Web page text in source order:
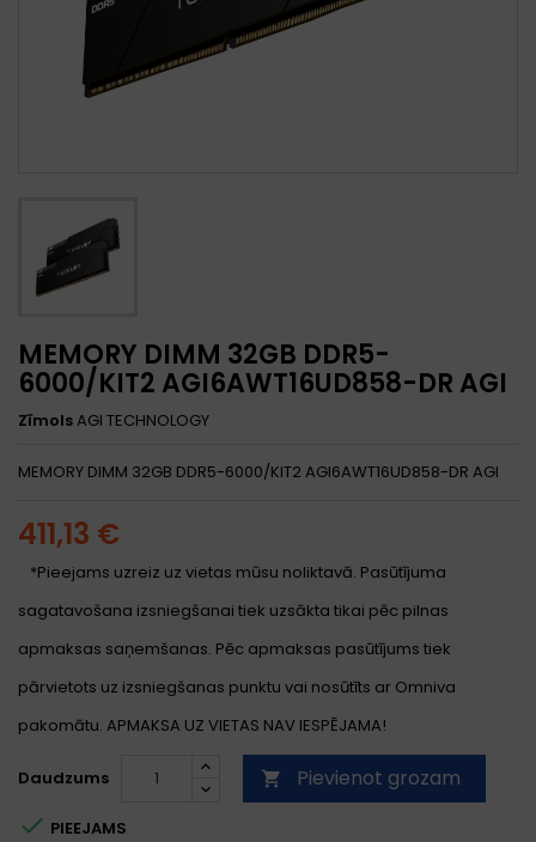
MEMORY DIMM 32GB DDR5-
6000/KIT2 AGI6AWT16UD858-DR AGI
ZīmolsAGI TECHNOLOGY
MEMORY DIMM 32GB DDR5-6000/KIT2 AGI6AWT16UD858-DR AGI
411,13 €
*Pieejams uzreiz uz vietas mūsu noliktavā. Pasūtījuma
sagatavošana izsniegšanai tiek uzsākta tikai pēc pilnas
apmaksas saņemšanas. Pēc apmaksas pasūtījums tiek
pārvietots uz izsniegšanas punktu vai nosūtīts ar Omniva
pakomātu. APMAKSA UZ VIETAS NAV IESPĒJAMA!
Daudzums  Pievienot grozam
 PIEEJAMS